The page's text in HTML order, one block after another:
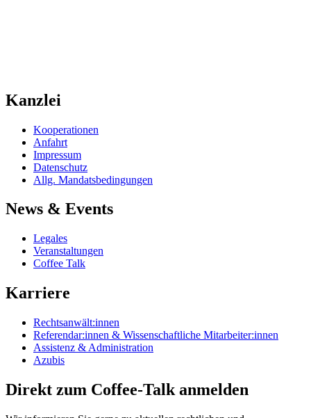
Kanzlei
Kooperationen
Anfahrt
Impressum
Datenschutz
Allg. Mandatsbedingungen
News & Events
Legales
Veranstaltungen
Coffee Talk
Karriere
Rechtsanwält:innen
Referendar:innen & Wissenschaftliche Mitarbeiter:innen
Assistenz & Administration
Azubis
Direkt zum Coffee-Talk anmelden